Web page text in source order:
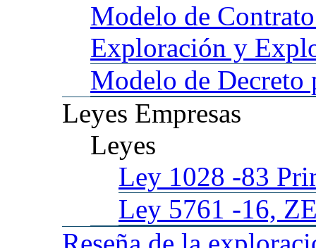
Modelo de
Exploración y
Modelo de Decreto
Leyes Empresas
Leyes
Ley 1028 -83
Ley 5761 -16,